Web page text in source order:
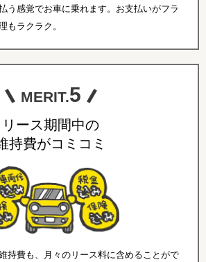
う感覚でお車に乗れます。お支払いがフラ
もラクラク。
MERIT.5
リース期間中の
持費がコミコミ
持費も、月々のリース料に含めることがで